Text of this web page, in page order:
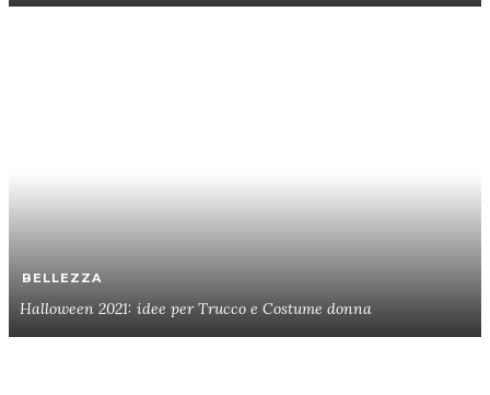
BELLEZZA
Halloween 2021: idee per Trucco e Costume donna